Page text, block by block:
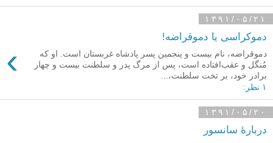
۱۳۹۱/۰۵/۲۱
دموکراسی یا دموقراضه!
›
دموقراضه، نام بیست و پنجمین پسر پادشاه غربستان است. او که
مُنگل و عقب‌افتاده است، پس از مرگ پدر و سلطنت بیست و چهار
برادر خود، بر تخت سلطنت،...
۱ نظر:
۱۳۹۱/۰۵/۲۰
دربارهٔ سانسور